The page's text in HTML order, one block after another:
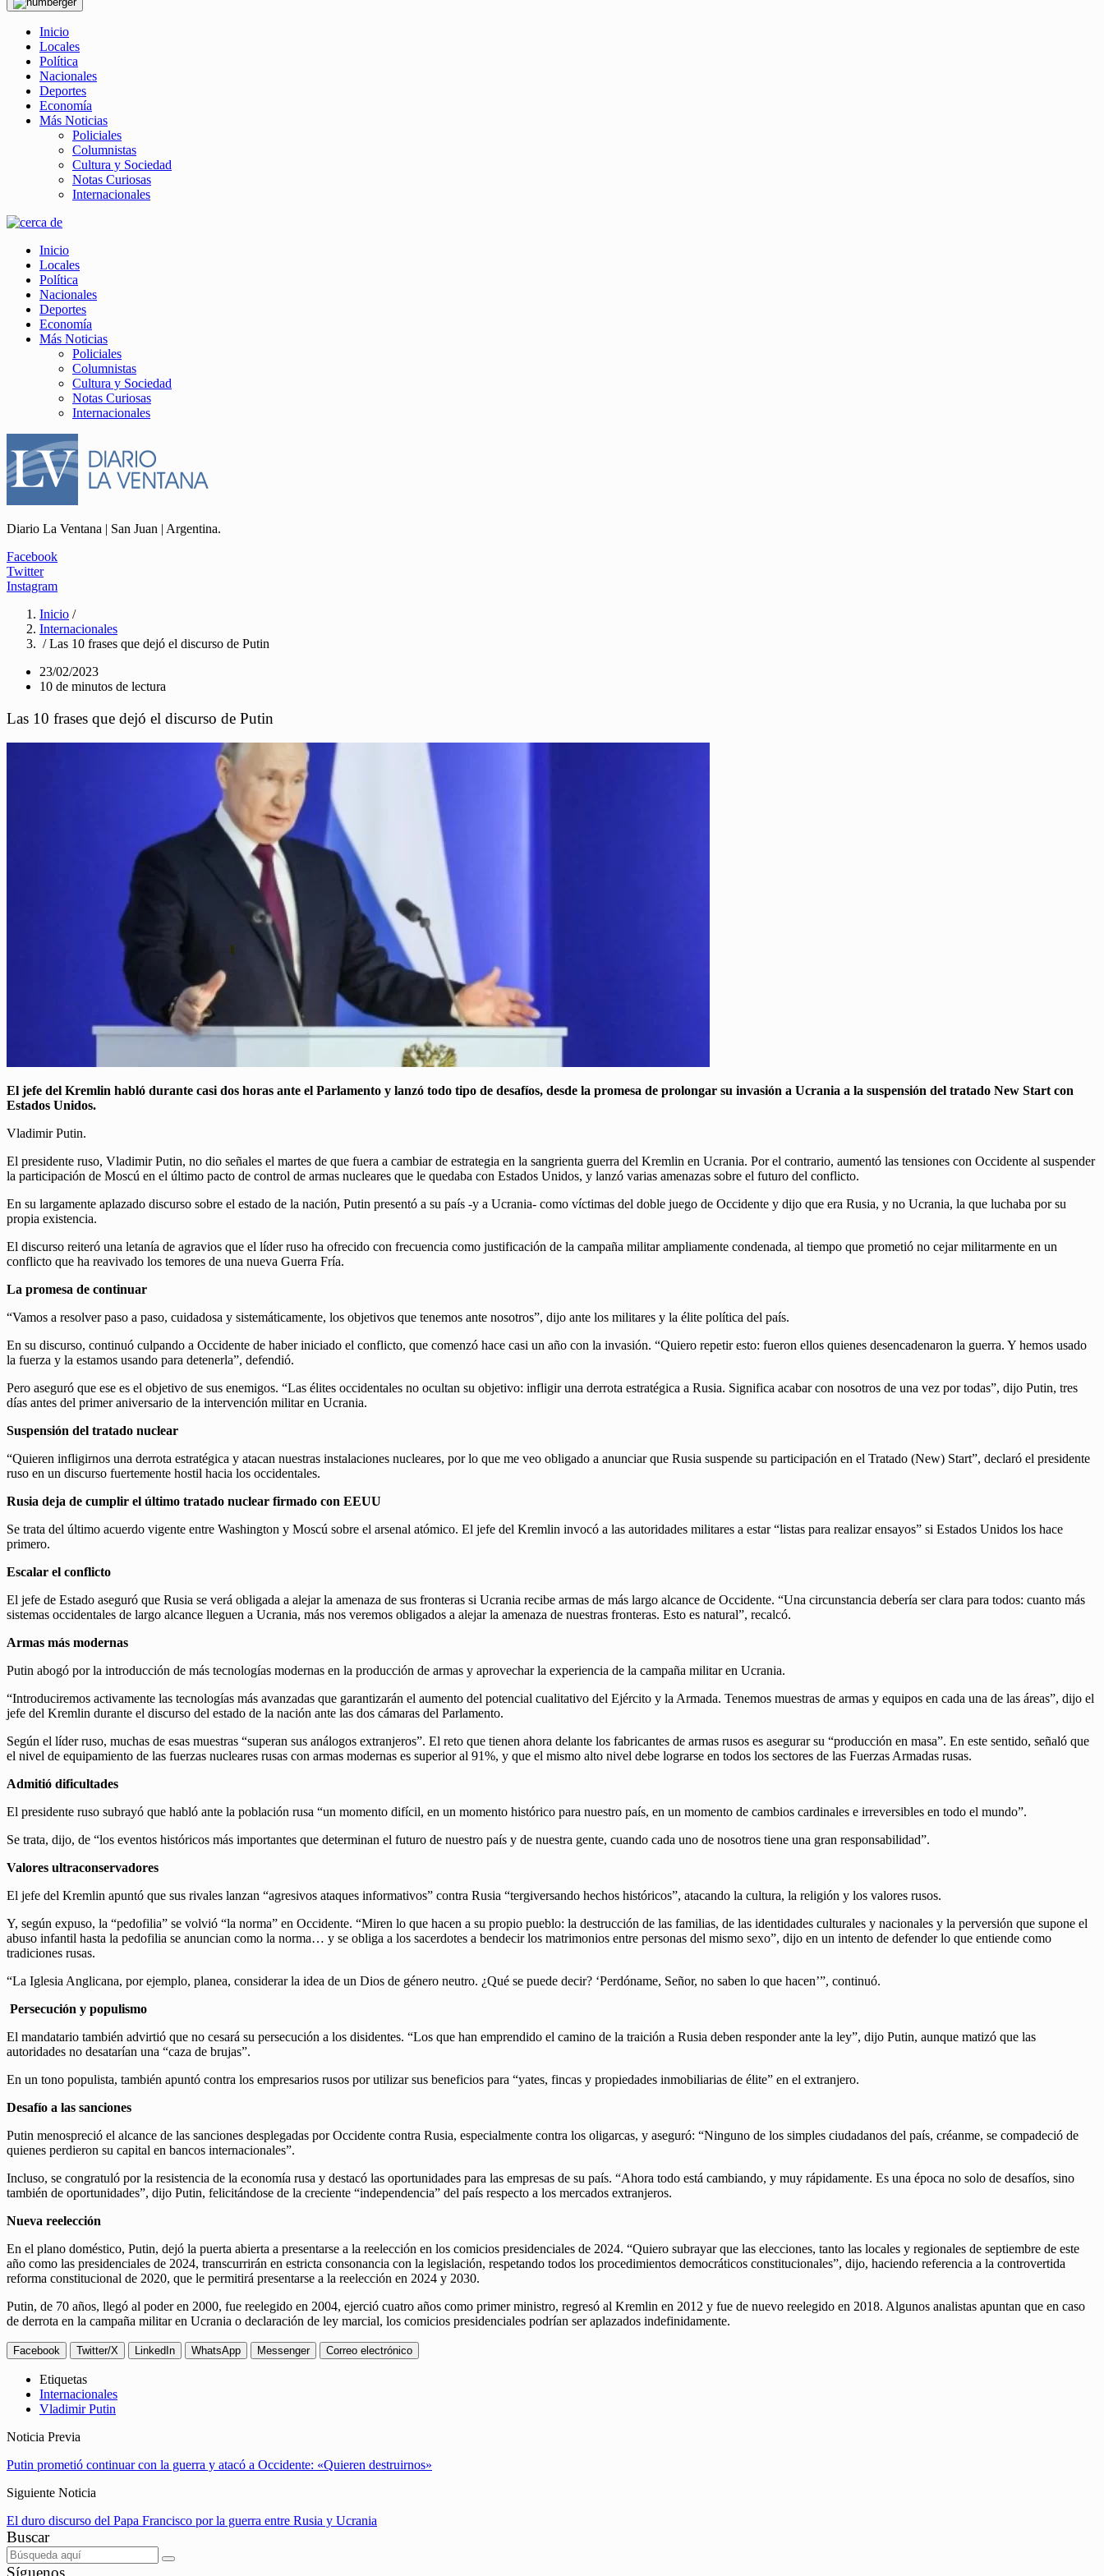
Inicio
Locales
Política
Nacionales
Deportes
Economía
Más Noticias
Policiales
Columnistas
Cultura y Sociedad
Notas Curiosas
Internacionales
Inicio
Locales
Política
Nacionales
Deportes
Economía
Más Noticias
Policiales
Columnistas
Cultura y Sociedad
Notas Curiosas
Internacionales
Diario La Ventana | San Juan | Argentina.
Facebook
Twitter
Instagram
Inicio /
Internacionales
/ Las 10 frases que dejó el discurso de Putin
23/02/2023
10 de minutos de lectura
Las 10 frases que dejó el discurso de Putin
El jefe del Kremlin habló durante casi dos horas ante el Parlamento y lanzó todo tipo de desafíos, desde la promesa de prolongar su invasión a Ucrania a la suspensión del tratado New Start con
Estados Unidos.
Vladimir Putin.
El presidente ruso, Vladimir Putin, no dio señales el martes de que fuera a cambiar de estrategia en la sangrienta guerra del Kremlin en Ucrania. Por el contrario, aumentó las tensiones con Occidente al suspender
la participación de Moscú en el último pacto de control de armas nucleares que le quedaba con Estados Unidos, y lanzó varias amenazas sobre el futuro del conflicto.
En su largamente aplazado discurso sobre el estado de la nación, Putin presentó a su país -y a Ucrania- como víctimas del doble juego de Occidente y dijo que era Rusia, y no Ucrania, la que luchaba por su
propia existencia.
El discurso reiteró una letanía de agravios que el líder ruso ha ofrecido con frecuencia como justificación de la campaña militar ampliamente condenada, al tiempo que prometió no cejar militarmente en un
conflicto que ha reavivado los temores de una nueva Guerra Fría.
La promesa de continuar
“Vamos a resolver paso a paso, cuidadosa y sistemáticamente, los objetivos que tenemos ante nosotros”, dijo ante los militares y la élite política del país.
En su discurso, continuó culpando a Occidente de haber iniciado el conflicto, que comenzó hace casi un año con la invasión. “Quiero repetir esto: fueron ellos quienes desencadenaron la guerra. Y hemos usado
la fuerza y la estamos usando para detenerla”, defendió.
Pero aseguró que ese es el objetivo de sus enemigos. “Las élites occidentales no ocultan su objetivo: infligir una derrota estratégica a Rusia. Significa acabar con nosotros de una vez por todas”, dijo Putin, tres
días antes del primer aniversario de la intervención militar en Ucrania.
Suspensión del tratado nuclear
“Quieren infligirnos una derrota estratégica y atacan nuestras instalaciones nucleares, por lo que me veo obligado a anunciar que Rusia suspende su participación en el Tratado (New) Start”, declaró el presidente
ruso en un discurso fuertemente hostil hacia los occidentales.
Rusia deja de cumplir el último tratado nuclear firmado con EEUU
Se trata del último acuerdo vigente entre Washington y Moscú sobre el arsenal atómico. El jefe del Kremlin invocó a las autoridades militares a estar “listas para realizar ensayos” si Estados Unidos los hace
primero.
Escalar el conflicto
El jefe de Estado aseguró que Rusia se verá obligada a alejar la amenaza de sus fronteras si Ucrania recibe armas de más largo alcance de Occidente. “Una circunstancia debería ser clara para todos: cuanto más
sistemas occidentales de largo alcance lleguen a Ucrania, más nos veremos obligados a alejar la amenaza de nuestras fronteras. Esto es natural”, recalcó.
Armas más modernas
Putin abogó por la introducción de más tecnologías modernas en la producción de armas y aprovechar la experiencia de la campaña militar en Ucrania.
“Introduciremos activamente las tecnologías más avanzadas que garantizarán el aumento del potencial cualitativo del Ejército y la Armada. Tenemos muestras de armas y equipos en cada una de las áreas”, dijo el
jefe del Kremlin durante el discurso del estado de la nación ante las dos cámaras del Parlamento.
Según el líder ruso, muchas de esas muestras “superan sus análogos extranjeros”. El reto que tienen ahora delante los fabricantes de armas rusos es asegurar su “producción en masa”. En este sentido, señaló que
el nivel de equipamiento de las fuerzas nucleares rusas con armas modernas es superior al 91%, y que el mismo alto nivel debe lograrse en todos los sectores de las Fuerzas Armadas rusas.
Admitió dificultades
El presidente ruso subrayó que habló ante la población rusa “un momento difícil, en un momento histórico para nuestro país, en un momento de cambios cardinales e irreversibles en todo el mundo”.
Se trata, dijo, de “los eventos históricos más importantes que determinan el futuro de nuestro país y de nuestra gente, cuando cada uno de nosotros tiene una gran responsabilidad”.
Valores ultraconservadores
El jefe del Kremlin apuntó que sus rivales lanzan “agresivos ataques informativos” contra Rusia “tergiversando hechos históricos”, atacando la cultura, la religión y los valores rusos.
Y, según expuso, la “pedofilia” se volvió “la norma” en Occidente. “Miren lo que hacen a su propio pueblo: la destrucción de las familias, de las identidades culturales y nacionales y la perversión que supone el
abuso infantil hasta la pedofilia se anuncian como la norma… y se obliga a los sacerdotes a bendecir los matrimonios entre personas del mismo sexo”, dijo en un intento de defender lo que entiende como
tradiciones rusas.
“La Iglesia Anglicana, por ejemplo, planea, considerar la idea de un Dios de género neutro. ¿Qué se puede decir? ‘Perdóname, Señor, no saben lo que hacen’”, continuó.
Persecución y populismo
El mandatario también advirtió que no cesará su persecución a los disidentes. “Los que han emprendido el camino de la traición a Rusia deben responder ante la ley”, dijo Putin, aunque matizó que las
autoridades no desatarían una “caza de brujas”.
En un tono populista, también apuntó contra los empresarios rusos por utilizar sus beneficios para “yates, fincas y propiedades inmobiliarias de élite” en el extranjero.
Desafío a las sanciones
Putin menospreció el alcance de las sanciones desplegadas por Occidente contra Rusia, especialmente contra los oligarcas, y aseguró: “Ninguno de los simples ciudadanos del país, créanme, se compadeció de
quienes perdieron su capital en bancos internacionales”.
Incluso, se congratuló por la resistencia de la economía rusa y destacó las oportunidades para las empresas de su país. “Ahora todo está cambiando, y muy rápidamente. Es una época no solo de desafíos, sino
también de oportunidades”, dijo Putin, felicitándose de la creciente “independencia” del país respecto a los mercados extranjeros.
Nueva reelección
En el plano doméstico, Putin, dejó la puerta abierta a presentarse a la reelección en los comicios presidenciales de 2024. “Quiero subrayar que las elecciones, tanto las locales y regionales de septiembre de este
año como las presidenciales de 2024, transcurrirán en estricta consonancia con la legislación, respetando todos los procedimientos democráticos constitucionales”, dijo, haciendo referencia a la controvertida
reforma constitucional de 2020, que le permitirá presentarse a la reelección en 2024 y 2030.
Putin, de 70 años, llegó al poder en 2000, fue reelegido en 2004, ejerció cuatro años como primer ministro, regresó al Kremlin en 2012 y fue de nuevo reelegido en 2018. Algunos analistas apuntan que en caso
de derrota en la campaña militar en Ucrania o declaración de ley marcial, los comicios presidenciales podrían ser aplazados indefinidamente.
Facebook Twitter/X LinkedIn WhatsApp Messenger Correo electrónico
Etiquetas
Internacionales
Vladimir Putin
Noticia Previa
Putin prometió continuar con la guerra y atacó a Occidente: «Quieren destruirnos»
Siguiente Noticia
El duro discurso del Papa Francisco por la guerra entre Rusia y Ucrania
Buscar